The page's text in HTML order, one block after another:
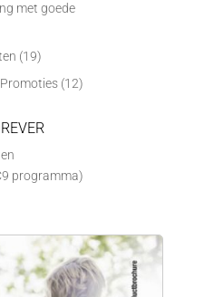
met goede
(19)
(12)
programma)